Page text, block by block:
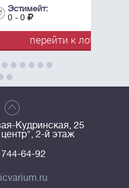
к лоту
Кудринская, 25
2-й этаж
64-92